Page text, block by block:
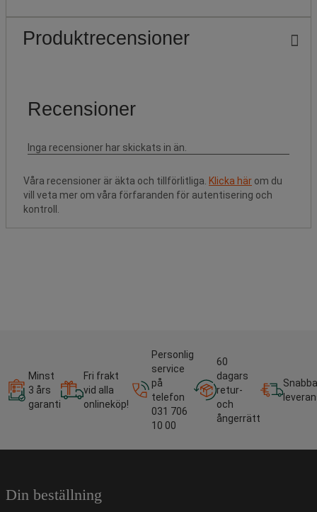
Produktrecensioner
Våra recensioner är äkta och tillförlitliga. Klicka här om du
vill veta mer om våra förfaranden för autentisering och
kontroll.
Minst
3 års
garanti
Fri frakt
vid alla
onlineköp!
Personlig
service
på
telefon
031 706
10 00
60
dagars
retur-
och
ångerrätt
Snabba
Din beställning